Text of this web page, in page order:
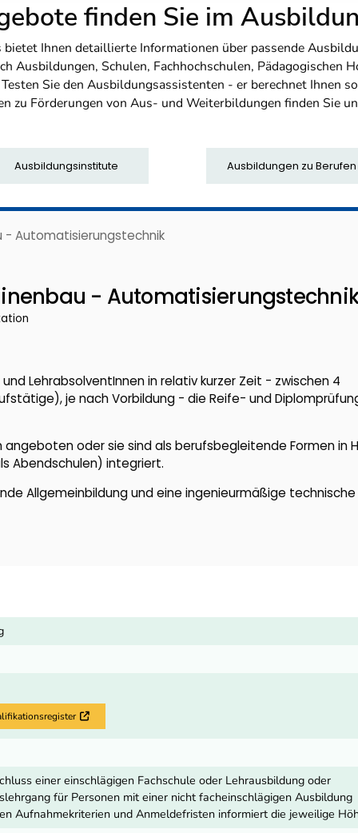
finden Sie im
Ihnen detaillierte Informationen über passende
Ausbildungen, Schulen, Fachhochschulen, Pädagogischen
Sie den Ausbildungsassistenten - er berechnet Ihnen
zu Förderungen von Aus- und Weiterbildungen finden Sie
Ausbildungsinstitute Ausbildungen zu Berufen
- Automatisierungstechnik
-
LehrabsolventInnen in relativ kurzer Zeit - zwischen 4
je nach Vorbildung - die Reife- und
oder sie sind als berufsbegleitende Formen in
Abendschulen) integriert.
Allgemeinbildung und eine ingenieurmäßige technische
Externer Link
einer einschlägigen Fachschule oder Lehrausbildung oder
für Personen mit einer nicht facheinschlägigen Ausbildung
Aufnahmekriterien und Anmeldefristen informiert die jeweilige